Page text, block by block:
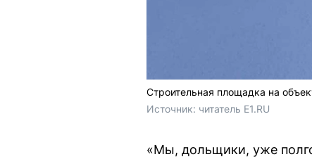
Строительная площадка на
Источник: читатель E1.RU
«Мы, дольщики, уже